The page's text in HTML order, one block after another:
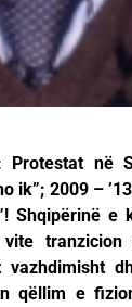
Protestat në
ik”; 2009 –
Shqipërinë e
tranzicion
qëllim e